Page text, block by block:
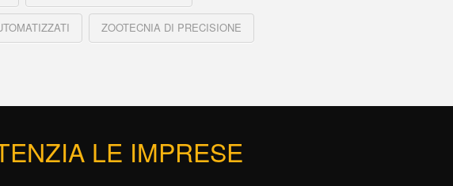
ZOOTECNIA DI PRECISIONE
LE IMPRESE